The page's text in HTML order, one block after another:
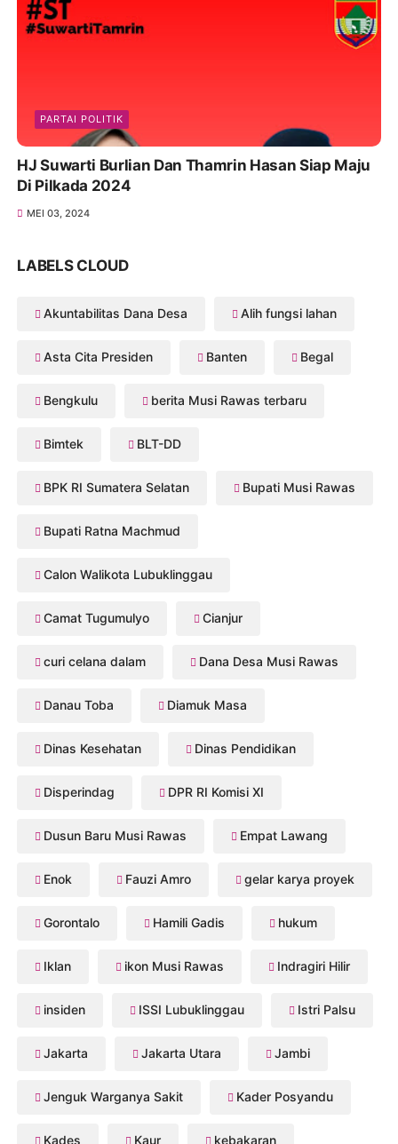
PARTAI POLITIK
HJ Suwarti Burlian Dan Thamrin Hasan Siap Maju
Di Pilkada 2024
MEI 03, 2024
LABELS CLOUD
Akuntabilitas Dana Desa Alih fungsi lahan
Asta Cita Presiden Banten Begal
Bengkulu berita Musi Rawas terbaru
Bimtek BLT-DD
BPK RI Sumatera Selatan Bupati Musi Rawas
Bupati Ratna Machmud
Calon Walikota Lubuklinggau
Camat Tugumulyo Cianjur
curi celana dalam Dana Desa Musi Rawas
Danau Toba Diamuk Masa
Dinas Kesehatan Dinas Pendidikan
Disperindag DPR RI Komisi XI
Dusun Baru Musi Rawas Empat Lawang
Enok Fauzi Amro gelar karya proyek
Gorontalo Hamili Gadis hukum
Iklan ikon Musi Rawas Indragiri Hilir
insiden ISSI Lubuklinggau Istri Palsu
Jakarta Jakarta Utara Jambi
Jenguk Warganya Sakit Kader Posyandu
Kades Kaur kebakaran